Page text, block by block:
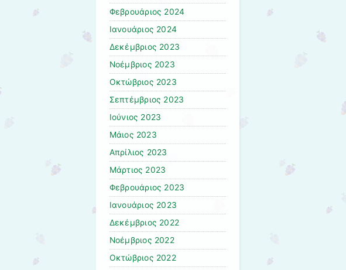
Φεβρουάριος 2024
Ιανουάριος 2024
Δεκέμβριος 2023
Νοέμβριος 2023
Οκτώβριος 2023
Σεπτέμβριος 2023
Ιούνιος 2023
Μάιος 2023
Απρίλιος 2023
Μάρτιος 2023
Φεβρουάριος 2023
Ιανουάριος 2023
Δεκέμβριος 2022
Νοέμβριος 2022
Οκτώβριος 2022